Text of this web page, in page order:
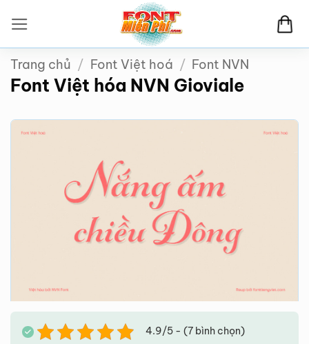
qua
nội
dung
Trang chủ / Font Việt hoá / Font NVN
Font Việt hóa NVN Gioviale
4.9/5 - (7 bình chọn)